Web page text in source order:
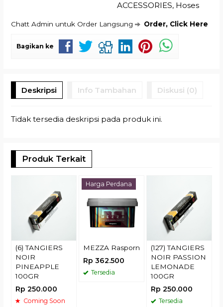
ACCESSORIES, Hoses
Chatt Admin untuk Order Langsung Order, Click Here
Bagikan ke
Deskripsi Info Tambahan Diskusi (0)
Tidak tersedia deskripsi pada produk ini.
Produk Terkait
(6) TANGIERS
NOIR
PINEAPPLE
100GR
Rp 250.000
Coming Soon
Harga Perdana
MEZZA Rasporn
Rp 362.500
Tersedia
(127) TANGIERS
NOIR PASSION
LEMONADE
100GR
Rp 250.000
Tersedia